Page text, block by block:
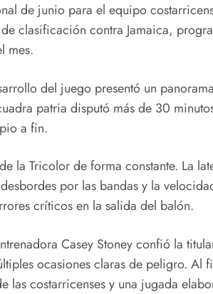
de junio para el equipo
clasificación contra Jamaica,
mes.
del juego presentó un
patria disputó más de 30
a fin.
la Tricolor de forma constante. La
por las bandas y la
críticos en la salida del balón.
Casey Stoney confió la
ocasiones claras de peligro. Al
las costarricenses y una jugada